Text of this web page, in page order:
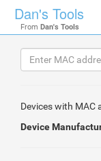
Dan's Tools
From Dan's Tools
Devices with
Device